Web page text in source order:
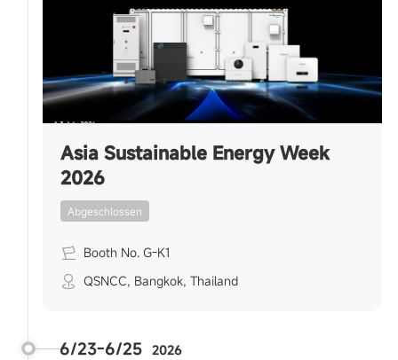
Asia Sustainable Energy Week
2026
Abgeschlossen
Booth No. G-K1
QSNCC, Bangkok, Thailand
6/23-6/25 2026